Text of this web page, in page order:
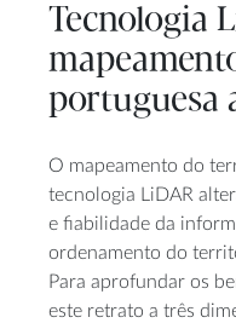
Tecnologia
portuguesa
O mapeamento do
tecnologia LiDAR
e fiabilidade da
ordenamento do
Para aprofundar os
este retrato a três